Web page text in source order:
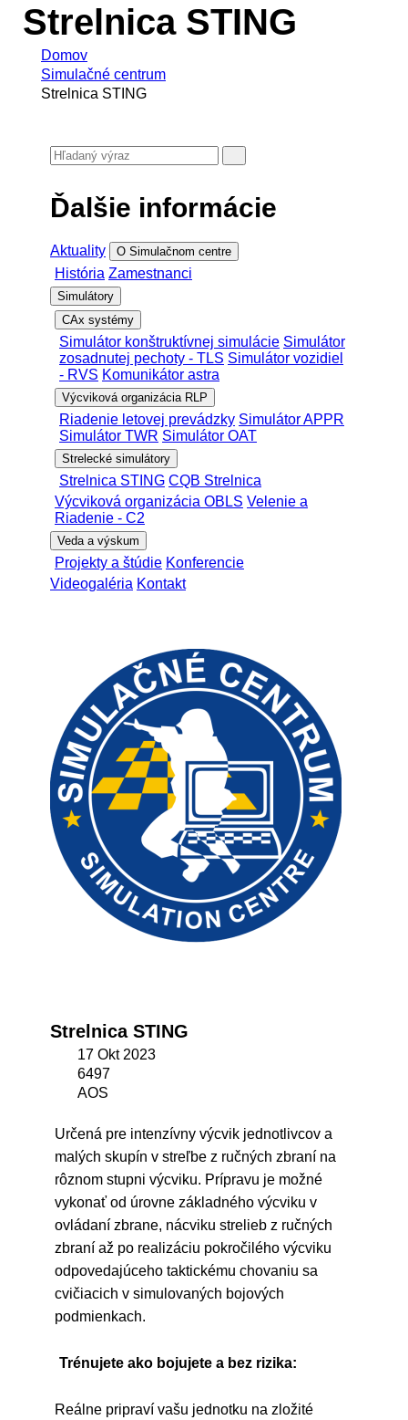
Strelnica STING
Domov
Simulačné centrum
Strelnica STING
Ďalšie informácie
Aktuality O Simulačnom centre
História Zamestnanci
Simulátory
CAx systémy
Simulátor konštruktívnej simulácie Simulátor
zosadnutej pechoty - TLS Simulátor vozidiel
- RVS Komunikátor astra
Výcviková organizácia RLP
Riadenie letovej prevádzky Simulátor APPR
Simulátor TWR Simulátor OAT
Strelecké simulátory
Strelnica STING CQB Strelnica
Výcviková organizácia OBLS Velenie a
Riadenie - C2
Veda a výskum
Projekty a štúdie Konferencie
Videogaléria Kontakt
Strelnica STING
17 Okt 2023
6497
AOS
Určená pre intenzívny výcvik jednotlivcov a
malých skupín v streľbe z ručných zbraní na
rôznom stupni výcviku. Prípravu je možné
vykonať od úrovne základného výcviku v
ovládaní zbrane, nácviku strelieb z ručných
zbraní až po realizáciu pokročilého výcviku
odpovedajúceho taktickému chovaniu sa
cvičiacich v simulovaných bojových
podmienkach.
Trénujete ako bojujete a bez rizika:
Reálne pripraví vašu jednotku na zložité